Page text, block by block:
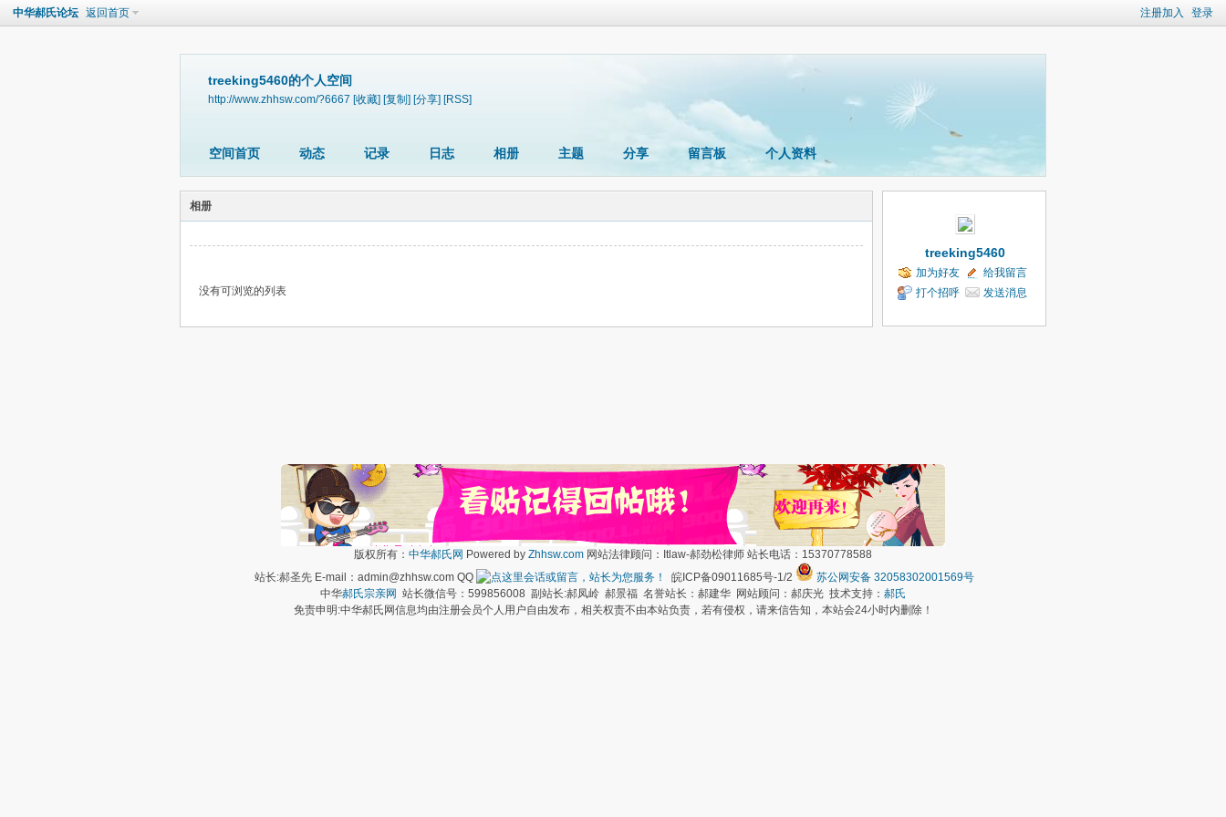
注册加入 登录
中华郝氏论坛 返回首页
treeking5460的个人空间
http://www.zhhsw.com/?6667 [收藏] [复制] [分享] [RSS]
空间首页 动态 记录 日志 相册 主题 分享 留言板 个人资料
相册
没有可浏览的列表
treeking5460
加为好友
给我留言
打个招呼
发送消息
版权所有： 中华郝氏网 Powered by Zhhsw.com 网站法律顾问：Itlaw-郝劲松律师 站长电话：15370778588
站长:郝圣先 E-mail：admin@zhhsw.com QQ
皖ICP备09011685号-1/2
苏公网安备 32058302001569号
中华郝氏宗亲网 站长微信号：599856008 副站长:郝凤岭 郝景福 名誉站长：郝建华 网站顾问：郝庆光 技术支持： 郝氏
免责申明:中华郝氏网信息均由注册会员个人用户自由发布，相关权责不由本站负责，若有侵权，请来信告知，本站会24小时内删除！